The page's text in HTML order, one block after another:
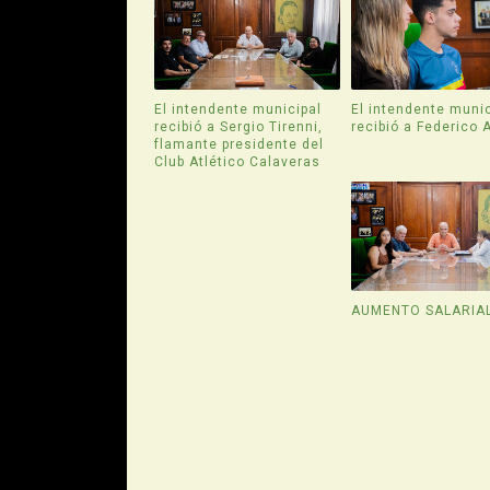
El intendente municipal
recibió a Sergio Tirenni,
flamante presidente del
Club Atlético Calaveras
El intendente
recibió a Federico
AUMENTO